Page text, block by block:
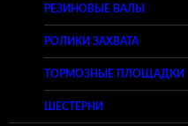
РЕЗИНОВЫЕ ВАЛЫ
РОЛИКИ ЗАХВАТА
ТОРМОЗНЫЕ ПЛОЩАДКИ
ШЕСТЕРНИ